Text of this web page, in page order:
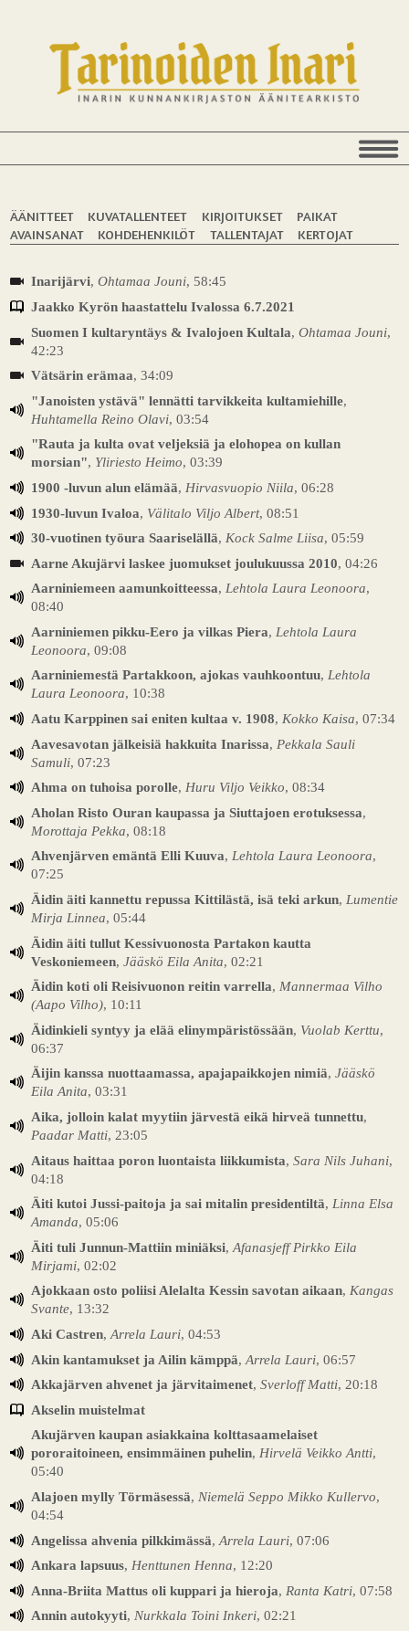
ÄÄNITTEET KUVATALLENTEET KIRJOITUKSET
PAIKAT
AVAINSANAT
KOHDEHENKILÖT TALLENTAJAT KERTOJAT
Inarijärvi, Ohtamaa Jouni, 58:45
Jaakko Kyrön haastattelu Ivalossa 6.7.2021
Suomen I kultaryntäys & Ivalojoen Kultala, Ohtamaa Jouni,
42:23
Vätsärin erämaa, 34:09
"Janoisten ystävä" lennätti tarvikkeita kultamiehille,
Huhtamella Reino Olavi, 03:54
"Rauta ja kulta ovat veljeksiä ja elohopea on kullan
morsian", Yliriesto Heimo, 03:39
1900 -luvun alun elämää, Hirvasvuopio Niila, 06:28
1930-luvun Ivaloa, Välitalo Viljo Albert, 08:51
30-vuotinen työura Saariselällä, Kock Salme Liisa, 05:59
Aarne Akujärvi laskee juomukset joulukuussa 2010, 04:26
Aarniniemeen aamunkoitteessa, Lehtola Laura Leonoora,
08:40
Aarniniemen pikku-Eero ja vilkas Piera, Lehtola Laura
Leonoora, 09:08
Aarniniemestä Partakkoon, ajokas vauhkoontuu, Lehtola
Laura Leonoora, 10:38
Aatu Karppinen sai eniten kultaa v. 1908, Kokko Kaisa, 07:34
Aavesavotan jälkeisiä hakkuita Inarissa, Pekkala Sauli
Samuli, 07:23
Ahma on tuhoisa porolle, Huru Viljo Veikko, 08:34
Aholan Risto Ouran kaupassa ja Siuttajoen erotuksessa,
Morottaja Pekka, 08:18
Ahvenjärven emäntä Elli Kuuva, Lehtola Laura Leonoora,
07:25
Äidin äiti kannettu repussa Kittilästä, isä teki arkun, Lumentie
Mirja Linnea, 05:44
Äidin äiti tullut Kessivuonosta Partakon kautta
Veskoniemeen, Jääskö Eila Anita, 02:21
Äidin koti oli Reisivuonon reitin varrella, Mannermaa Vilho
(Aapo Vilho), 10:11
Äidinkieli syntyy ja elää elinympäristössään, Vuolab Kerttu,
06:37
Äijin kanssa nuottaamassa, apajapaikkojen nimiä, Jääskö
Eila Anita, 03:31
Aika, jolloin kalat myytiin järvestä eikä hirveä tunnettu,
Paadar Matti, 23:05
Aitaus haittaa poron luontaista liikkumista, Sara Nils Juhani,
04:18
Äiti kutoi Jussi-paitoja ja sai mitalin presidentiltä, Linna Elsa
Amanda, 05:06
Äiti tuli Junnun-Mattiin miniäksi, Afanasjeff Pirkko Eila
Mirjami, 02:02
Ajokkaan osto poliisi Alelalta Kessin savotan aikaan, Kangas
Svante, 13:32
Aki Castren, Arrela Lauri, 04:53
Akin kantamukset ja Ailin kämppä, Arrela Lauri, 06:57
Akkajärven ahvenet ja järvitaimenet, Sverloff Matti, 20:18
Akselin muistelmat
Akujärven kaupan asiakkaina kolttasaamelaiset
pororaitoineen, ensimmäinen puhelin, Hirvelä Veikko Antti,
05:40
Alajoen mylly Törmäsessä, Niemelä Seppo Mikko Kullervo,
04:54
Angelissa ahvenia pilkkimässä, Arrela Lauri, 07:06
Ankara lapsuus, Henttunen Henna, 12:20
Anna-Briita Mattus oli kuppari ja hieroja, Ranta Katri, 07:58
Annin autokyyti, Nurkkala Toini Inkeri, 02:21